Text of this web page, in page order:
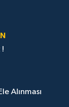
!
Alınması